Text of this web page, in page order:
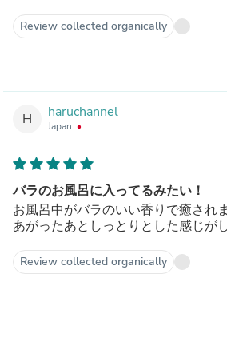
Review collected organically
H haruchannel
Japan
バラのお風呂に入ってるみたい！
お風呂中がバラのいい香りで癒され
あがったあとしっとりとした感じが
Review collected organically